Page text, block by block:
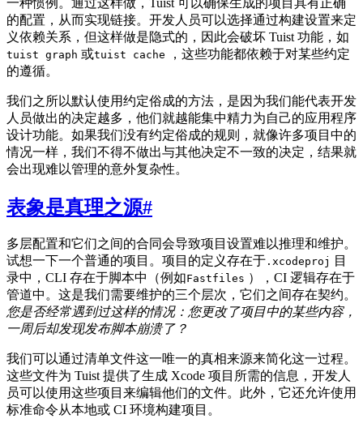
的配置，从而实现链接。开发人员可以选择通过构建设置来定
义依赖关系，但这样做是隐式的，因此会破坏 Tuist 功能，如
tuist graph 或tuist cache
，这些功能都依赖于对某些约定
的遵循。
我们之所以默认使用约定俗成的方法，是因为我们能代表开发
人员做出的决定越多，他们就越能集中精力为自己的应用程序
设计功能。如果我们没有约定俗成的规则，就像许多项目中的
情况一样，我们不得不做出与其他决定不一致的决定，结果就
会出现难以管理的意外复杂性。
表象是真理之源#
多层配置和它们之间的合同会导致项目设置难以推理和维护。
试想一下一个普通的项目。项目的定义存在于 .xcodeproj
目
录中，CLI 存在于脚本中（例如Fastfiles ），CI 逻辑存在于
管道中。这是我们需要维护的三个层次，它们之间存在契约。
您是否经常遇到过这样的情况：您更改了项目中的某些内容，
一周后却发现发布脚本崩溃了？
我们可以通过清单文件这一唯一的真相来源来简化这一过程。
这些文件为 Tuist 提供了生成 Xcode 项目所需的信息，开发人
员可以使用这些项目来编辑他们的文件。此外，它还允许使用
标准命令从本地或 CI 环境构建项目。